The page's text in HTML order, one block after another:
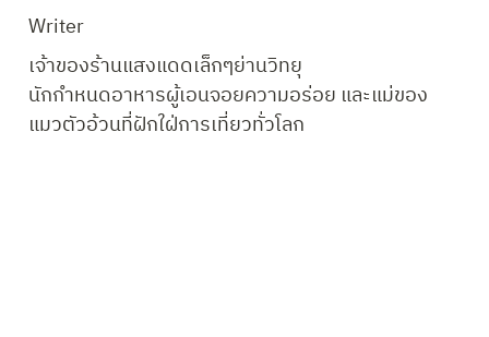
Writer
เจ้าของร้านแสงแดดเล็กๆย่านวิทยุ
นักกำหนดอาหารผู้เอนจอยความอร่อย และแม่ของ
แมวตัวอ้วนที่ฝักใฝ่การเที่ยวทั่วโลก